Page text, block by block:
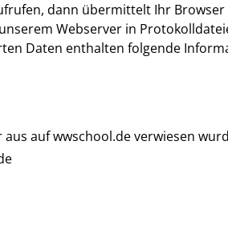
dann übermittelt Ihr
Webserver in
Daten enthalten folgende
auf wwschool.de verwiesen